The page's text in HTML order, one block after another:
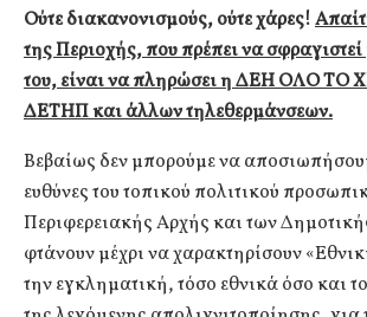
Ούτε διακανονισμούς, ούτε χάρες!
της Περιοχής, που πρέπει να
του, είναι να πληρώσει η ΔΕΗ ΟΛΟ ΤΟ
ΔΕΤΗΠ και άλλων τηλεθερμάνσεων.
Βεβαίως δεν μπορούμε να
ευθύνες του τοπικού πολιτικού
Περιφερειακής Αρχής και των
φτάνουν μέχρι να χαρακτηρίσουν
την εγκληματική, τόσο εθνικά όσο και